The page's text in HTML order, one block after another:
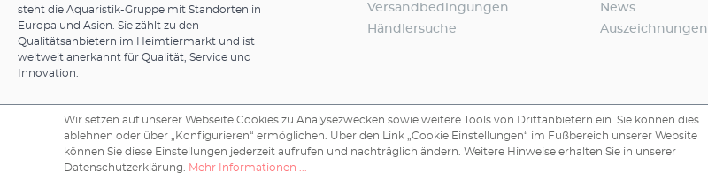
steht die Aquaristik-Gruppe mit Standorten in
Europa und Asien. Sie zählt zu den
Qualitätsanbietern im Heimtiermarkt und ist
weltweit anerkannt für Qualität, Service und
Innovation.
Versandbedingungen
Händlersuche
News
Auszeichnungen
Copyright © 2026 EHEIM GmbH & Co. KG.
Wir setzen auf unserer Webseite Cookies zu Analysezwecken sowie weitere Tools von Drittanbietern ein. Sie können dies
ablehnen oder über „Konfigurieren“ ermöglichen. Über den Link „Cookie Einstellungen“ im Fußbereich unserer Website
können Sie diese Einstellungen jederzeit aufrufen und nachträglich ändern. Weitere Hinweise erhalten Sie in unserer
Datenschutzerklärung.
Mehr Informationen ...